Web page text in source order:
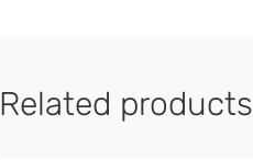
Related products